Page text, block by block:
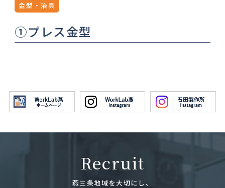
金型・治具
①プレス金型
Recruit
燕三条地域を大切にし、